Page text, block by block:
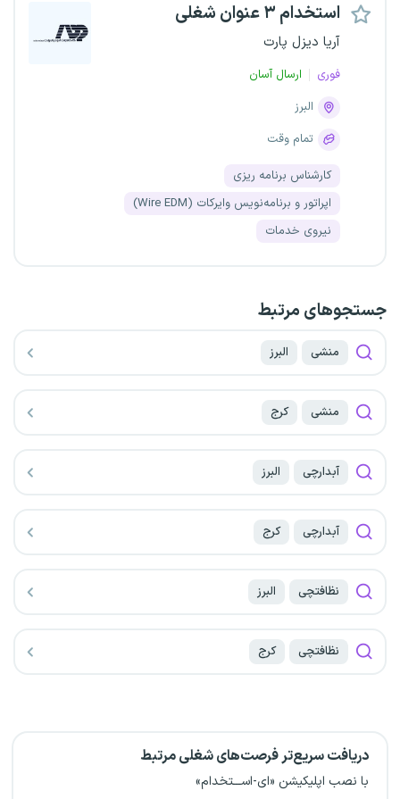
استخدام ۳ عنوان شغلی
آریا دیزل پارت
فوری
ارسال آسان
البرز
تمام وقت
کارشناس برنامه ریزی
اپراتور و برنامه‌نویس وایرکات (Wire EDM)
نیروی خدمات
جستجو‌های مرتبط
منشی البرز
منشی کرج
آبدارچی البرز
آبدارچی کرج
نظافتچی البرز
نظافتچی کرج
دریافت سریع‌تر فرصت‌های شغلی مرتبط
با نصب اپلیکیشن «ای-اســـتخدام»